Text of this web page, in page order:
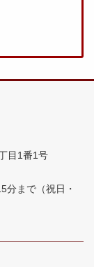
目1番1号
分まで （祝日・